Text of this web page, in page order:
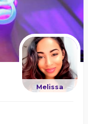
Melissa